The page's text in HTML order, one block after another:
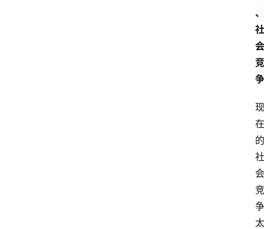
、
社
会
竞
争
现
在
的
社
会
竞
争
太